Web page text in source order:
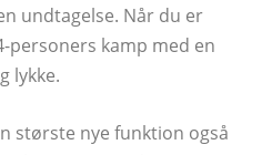
undtagelse. Når du er
kamp med en
lykke.
største nye funktion også